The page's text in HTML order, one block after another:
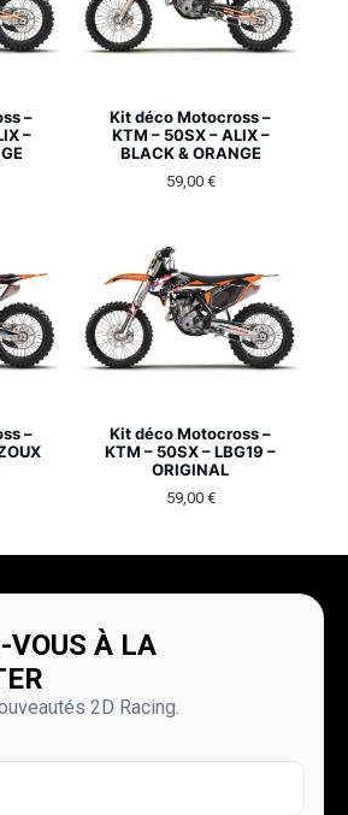
–
–
Kit déco Motocross –
KTM – 50SX – ALIX –
BLACK & ORANGE
59,00 €
–
Kit déco Motocross –
KTM – 50SX – LBG19 –
ORIGINAL
59,00 €
VOUS À LA
2D Racing.